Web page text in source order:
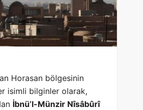
Horasan bölgesinin
isimli bilginler olarak,
İbnü’l-Münzir Nîsâbûrî